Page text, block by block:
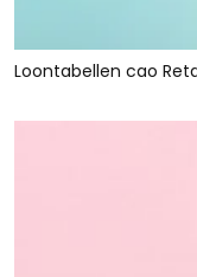
Loontabellen cao